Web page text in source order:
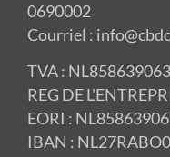
0690002
Courriel :
TVA :
REG DE
EORI :
IBAN :